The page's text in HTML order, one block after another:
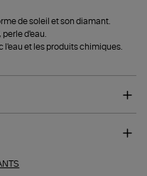
de soleil et son diamant.
d'eau.
l'eau et les produits chimiques.